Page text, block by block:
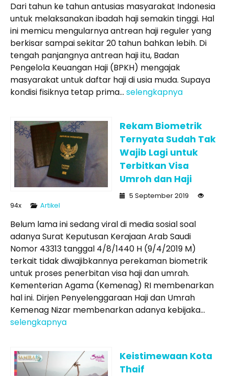
Dari tahun ke tahun antusias masyarakat Indonesia
untuk melaksanakan ibadah haji semakin tinggi. Hal
ini memicu mengularnya antrean haji reguler yang
berkisar sampai sekitar 20 tahun bahkan lebih. Di
tengah panjangnya antrean haji itu, Badan
Pengelola Keuangan Haji (BPKH) mengajak
masyarakat untuk daftar haji di usia muda. Supaya
kondisi fisiknya tetap prima... selengkapnya
Rekam Biometrik
Ternyata Sudah Tak
Wajib Lagi untuk
Terbitkan Visa
Umroh dan Haji
5 September 2019
94x
Artikel
Belum lama ini sedang viral di media sosial soal
adanya Surat Keputusan Kerajaan Arab Saudi
Nomor 43313 tanggal 4/8/1440 H (9/4/2019 M)
terkait tidak diwajibkannya perekaman biometrik
untuk proses penerbitan visa haji dan umrah.
Kementerian Agama (Kemenag) RI membenarkan
hal ini. Dirjen Penyelenggaraan Haji dan Umrah
Kemenag Nizar membenarkan adanya kebijaka...
selengkapnya
Keistimewaan Kota
Thaif